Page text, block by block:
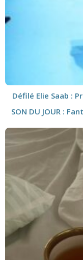
Défilé Elie Saab :
SON DU JOUR :